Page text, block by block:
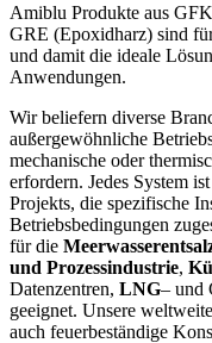
Amiblu Produkte aus
GRE (Epoxidharz) sind
und damit die ideale
Anwendungen.
Wir beliefern diverse
außergewöhnliche
mechanische oder
erfordern. Jedes System
Projekts, die spezifische
Betriebsbedingungen
für die
und Prozessindustrie,
Datenzentren, LNG– und
geeignet. Unsere
auch feuerbeständige